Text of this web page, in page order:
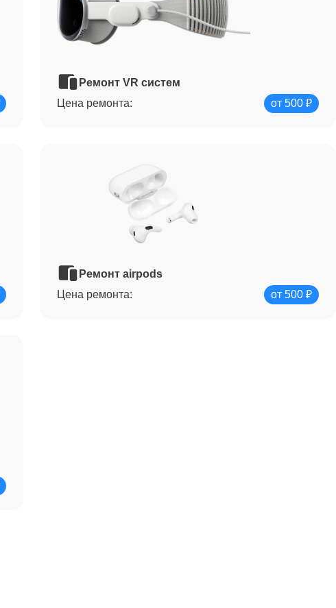
Ремонт VR систем
Цена ремонта:
от 500 ₽
Ремонт airpods
Цена ремонта:
от 500 ₽